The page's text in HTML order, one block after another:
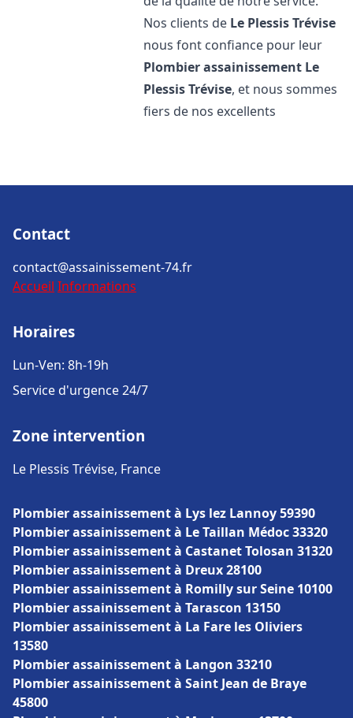
Nos clients de Le Plessis Trévise
nous font confiance pour leur
Plombier assainissement Le
Plessis Trévise, et nous sommes
fiers de nos excellents
Contact
contact@assainissement-74.fr
Accueil Informations
Horaires
Lun-Ven: 8h-19h
Service d'urgence 24/7
Zone intervention
Le Plessis Trévise, France
Plombier assainissement à Lys lez Lannoy 59390
Plombier assainissement à Le Taillan Médoc 33320
Plombier assainissement à Castanet Tolosan 31320
Plombier assainissement à Dreux 28100
Plombier assainissement à Romilly sur Seine 10100
Plombier assainissement à Tarascon 13150
Plombier assainissement à La Fare les Oliviers
13580
Plombier assainissement à Langon 33210
Plombier assainissement à Saint Jean de Braye
45800